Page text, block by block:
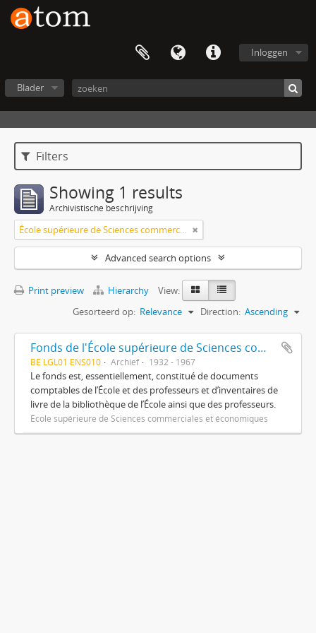
Inloggen
Blader
Filters
Showing 1 results
Archivistische beschrijving
École supérieure de Sciences commerciales et économiques
Advanced search options
Print preview Hierarchy
View:
Gesorteerd op: Relevance Direction: Ascending
Fonds de l'École supérieure de Sciences commerciales et économiques
BE LGL01 ENS010 Archief 1932 - 1967
Le fonds est, essentiellement, constitué de documents
comptables de l’École et des professeurs et d’inventaires de
livre de la bibliothèque de l’École ainsi que des professeurs.
École supérieure de Sciences commerciales et économiques